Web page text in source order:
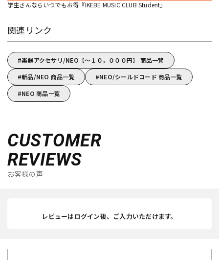
学生さんならいつでもお得『IKEBE MUSIC CLUB Student』
関連リンク
楽器アクセサリ/NEO【～１０，０００円】 商品一覧
新品/NEO 商品一覧
NEO/シールドコード 商品一覧
NEO 商品一覧
CUSTOMER
REVIEWS
お客様の声
レビューはログイン後、ご入力いただけます。